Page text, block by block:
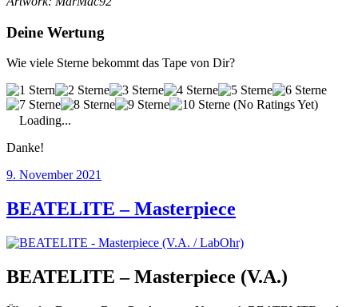
Deine Wertung
Wie viele Sterne bekommt das Tape von Dir?
(No Ratings Yet)
Loading...
Danke!
Veröffentlicht
9. November 2021
BEATELITE – Masterpiece
BEATELITE – Masterpiece (V.A.)